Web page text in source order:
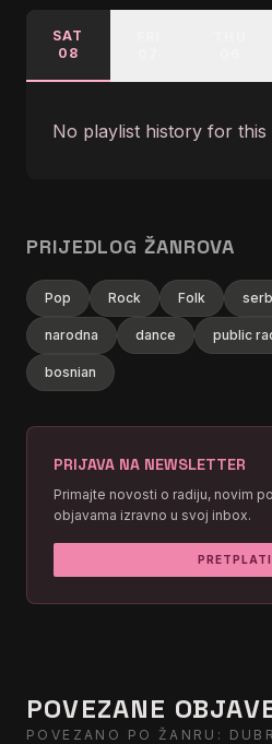
SAT
08
No playlist history for this
PRIJEDLOG ŽANROVA
Pop Rock Folk
narodna dance public
bosnian
PRIJAVA NA NEWSLETTER
Primajte novosti o radiju, novim
objavama izravno u svoj inbox.
PRETPLATI
POVEZANE
POVEZANO PO ŽANRU: